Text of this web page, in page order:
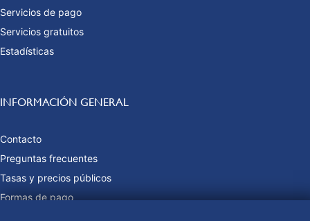
Servicios de pago
Servicios gratuitos
Estadísticas
INFORMACIÓN GENERAL
Contacto
Preguntas frecuentes
Tasas y precios públicos
Formas de pago